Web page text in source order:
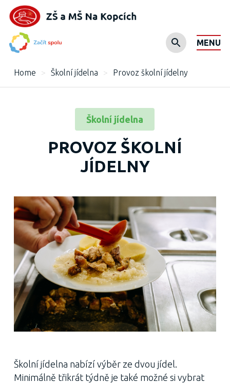
MENU
Home > Školní jídelna > Provoz školní jídelny
Školní jídelna
PROVOZ ŠKOLNÍ
JÍDELNY
Školní jídelna nabízí výběr ze dvou jídel.
Minimálně třikrát týdně je také možné si vybrat